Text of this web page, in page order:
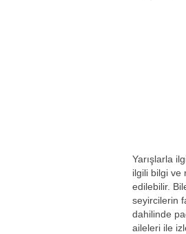
Yarışlarla
ilgili bilgi ve
edilebilir.
seyircilerin
dahilinde
aileleri ile